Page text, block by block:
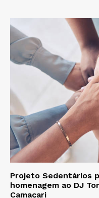
Projeto Sedentários
homenagem ao DJ
Camaçari